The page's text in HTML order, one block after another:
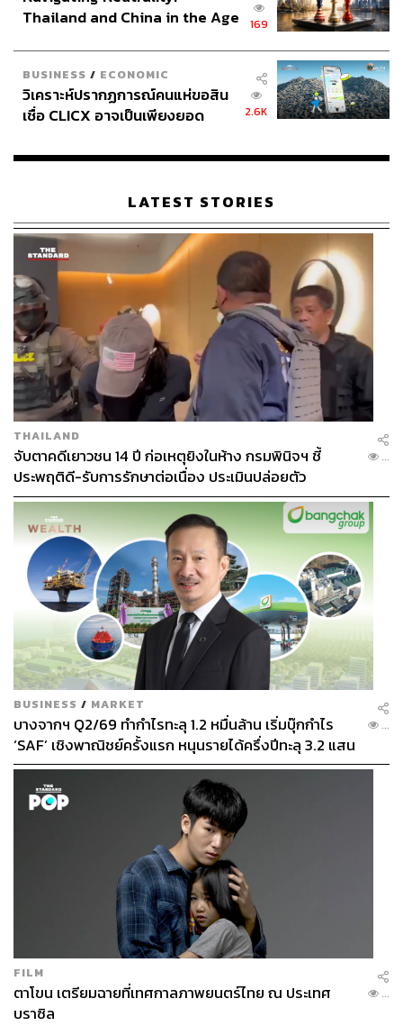
Thailand and China in the Age
169
BUSINESS / ECONOMIC
วิเคราะห์ปรากฏการณ์คนแห่ขอสิน
เชื่อ CLICX อาจเป็นเพียงยอด
เรือนไทยที่ถูกซุกไว้
2.6K
LATEST STORIES
THAILAND
จับตาคดีเยาวชน 14 ปี ก่อเหตุยิงในห้าง กรมพินิจฯ ชี้
ประพฤติดี-รับการรักษาต่อเนื่อง ประเมินปล่อยตัว
...
BUSINESS / MARKET
บางจากฯ Q2/69 ทำกำไรทะลุ 1.2 หมื่นล้าน เริ่มบุ๊กกำไร
‘SAF’ เชิงพาณิชย์ครั้งแรก หนุนรายได้ครึ่งปีทะลุ 3.2 แสน
ล้าน
...
FILM
ตาโขน เตรียมฉายที่เทศกาลภาพยนตร์ไทย ณ ประเทศ
บราซิล
...